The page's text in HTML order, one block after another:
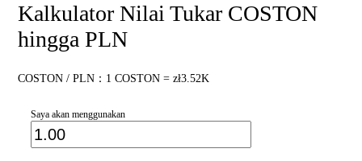
Kalkulator Nilai Tukar COSTON
hingga PLN
COSTON / PLN：1 COSTON = zł3.52K
Saya akan menggunakan